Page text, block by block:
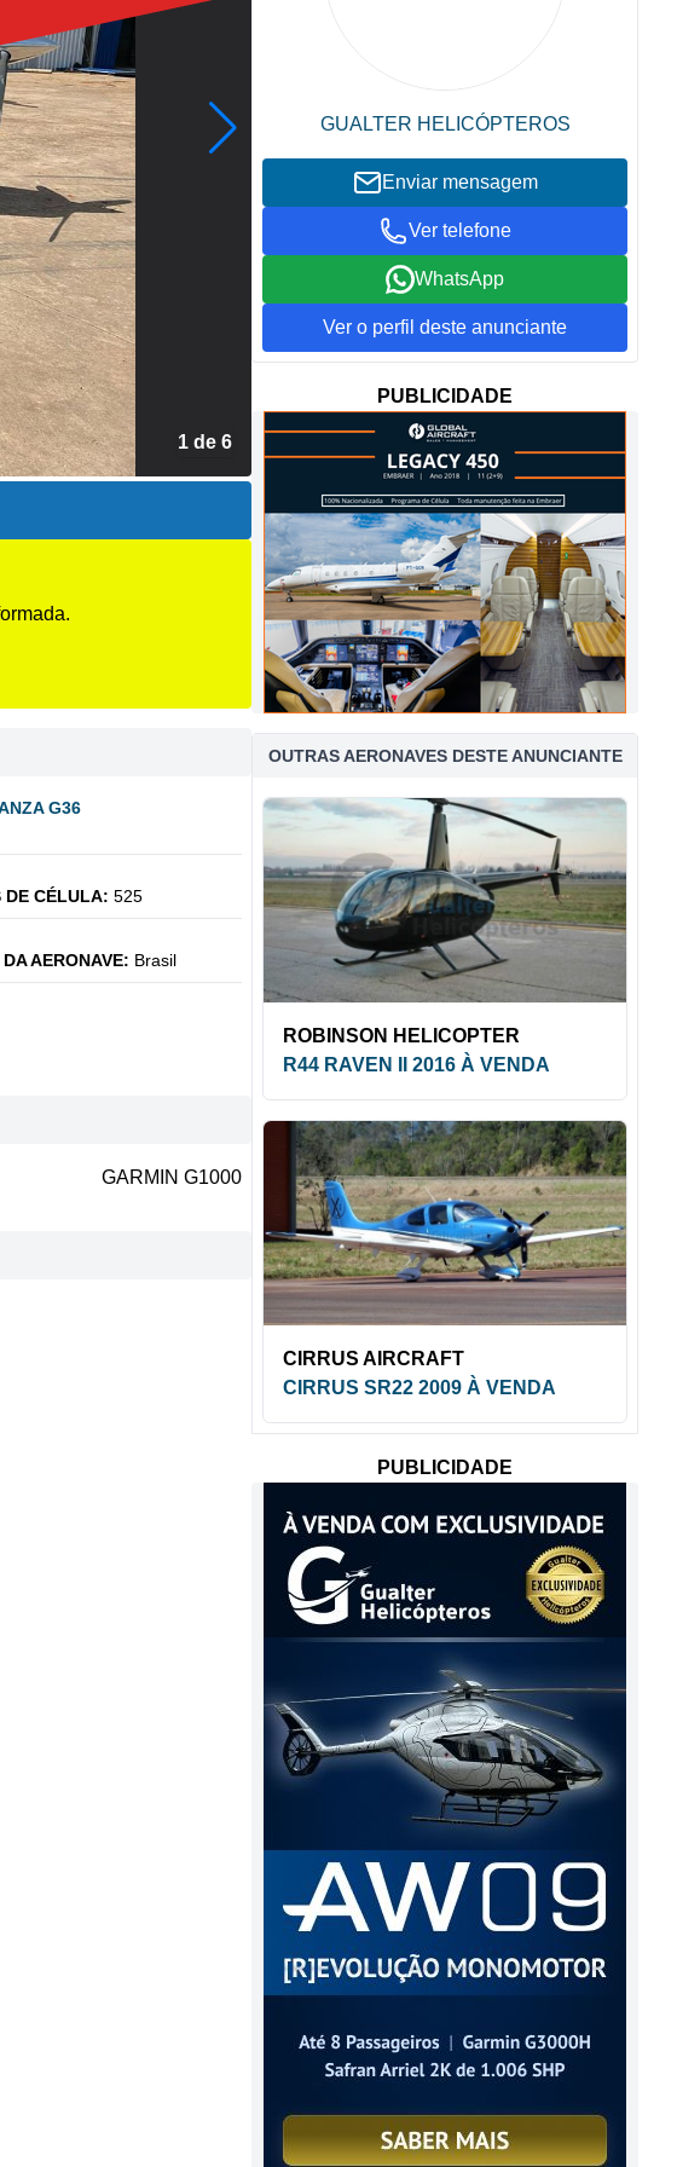
2 de 6
G36
DE CÉLULA: 525
AERONAVE: Brasil
GARMIN G1000
GUALTER HELICÓPTEROS
Enviar mensagem
Ver telefone
WhatsApp
Ver o perfil deste anunciante
PUBLICIDADE
OUTRAS AERONAVES DESTE ANUNCIANTE
ROBINSON HELICOPTER
R44 RAVEN II 2016 À VENDA
CIRRUS AIRCRAFT
CIRRUS SR22 2009 À VENDA
PUBLICIDADE